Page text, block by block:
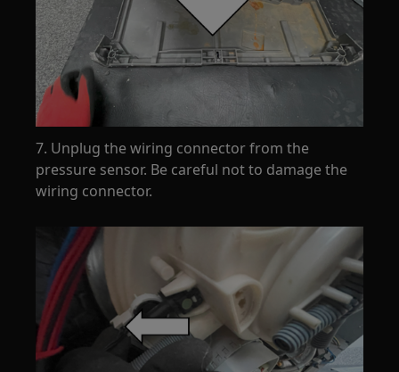
7. Unplug the wiring connector from the
pressure sensor. Be careful not to damage the
wiring connector.